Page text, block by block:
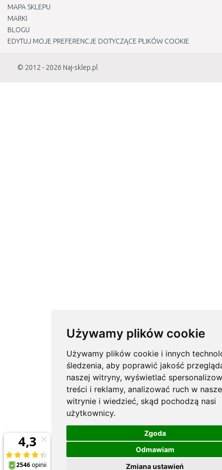
Używamy plików cookie
Używamy plików cookie i innych
śledzenia, aby poprawić jakość
naszej witryny, wyświetlać
treści i reklamy, analizować ruch w
witrynie i wiedzieć, skąd pochodzą nasi
użytkownicy.
Zgoda
Odmawiam
Zmiana ustawień
MAPA SKLEPU
MARKI
BLOGU
EDYTUJ MOJE PREFERENCJE DOTYCZĄCE PLIKÓW COOKIE
© 2012 - 2026 Naj-sklep.pl